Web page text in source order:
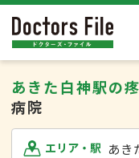
あきた白神駅の
病院
エリア・駅 あき